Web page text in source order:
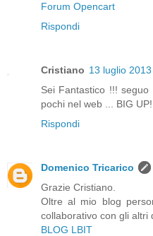
Forum Opencart
Rispondi
Cristiano 13 luglio
Sei Fantastico !!!
pochi nel web ... BIG UP!
Rispondi
Domenico Tricarico
Grazie Cristiano.
Oltre al mio blog
collaborativo con gli altri
BLOG LBIT